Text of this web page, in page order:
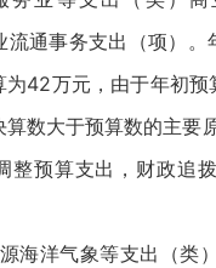
流通事务支出（项）
为42万元，由于年初预
数大于预算数的主要
整预算支出，财政追
洋气象等支出（类